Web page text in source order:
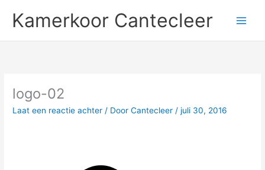
naarKamerkoor Cantecleer
logo-02
Laat een reactie achter / DoorCantecleer /juli 30, 2016